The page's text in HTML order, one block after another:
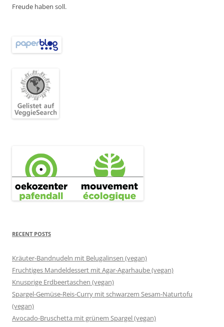
Freude haben soll.
RECENT POSTS
Kräuter-Bandnudeln mit Belugalinsen (vegan)
Fruchtiges Mandeldessert mit Agar-Agarhaube (vegan)
Knusprige Erdbeertaschen (vegan)
Spargel-Gemüse-Reis-Curry mit schwarzem Sesam-Naturtofu
(vegan)
Avocado-Bruschetta mit grünem Spargel (vegan)